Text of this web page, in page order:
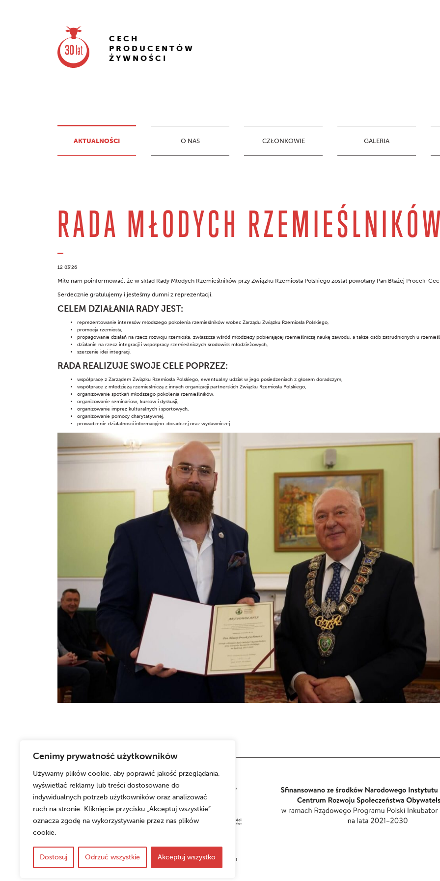
Cenimy prywatność użytkowników
Używamy plików cookie, aby poprawić jakość przeglądania,
wyświetlać reklamy lub treści dostosowane do
indywidualnych potrzeb użytkowników oraz analizować
ruch na stronie. Kliknięcie przycisku „Akceptuj wszystkie”
oznacza zgodę na wykorzystywanie przez nas plików
cookie.
Dostosuj Odrzuć wszystkie Akceptuj wszystko
CECH
PRODUCENTÓW
ŻYWNOŚCI
AKTUALNOŚCI O NAS CZŁONKOWIE GALERIA
RADA MŁODYCH RZEMIEŚLNIKÓW
12 03'26
Miło nam poinformować, że w skład Rady Młodych Rzemieślników przy Związku Rzemiosła Polskiego został powołany Pan Błażej Procek-
Serdecznie gratulujemy i jesteśmy dumni z reprezentacji.
CELEM DZIAŁANIA RADY JEST:
reprezentowanie interesów młodszego pokolenia rzemieślników wobec Zarządu Związku Rzemiosła Polskiego,
promocja rzemiosła,
propagowanie działań na rzecz rozwoju rzemiosła, zwłaszcza wśród młodzieży pobierającej rzemieślniczą naukę zawodu, a także osób zatrudnionych u
działanie na rzecz integracji i współpracy rzemieślniczych środowisk młodzieżowych,
szerzenie idei integracji.
RADA REALIZUJE SWOJE CELE POPRZEZ:
współpracę z Zarządem Związku Rzemiosła Polskiego, ewentualny udział w jego posiedzeniach z głosem doradczym,
współpracę z młodzieżą rzemieślniczą z innych organizacji partnerskich Związku Rzemiosła Polskiego,
organizowanie spotkań młodszego pokolenia rzemieślników,
organizowanie seminariów, kursów i dyskusji,
organizowanie imprez kulturalnych i sportowych,
organizowanie pomocy charytatywnej,
prowadzenie działalności informacyjno-doradczej oraz wydawniczej.
Copyrights © 2026 Cech Producentów Żywności w Katowicach